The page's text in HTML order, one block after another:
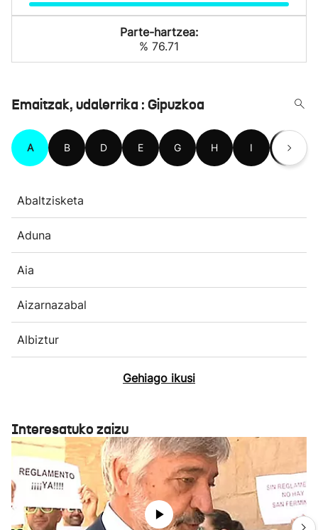
Parte-hartzea:
% 76.71
Emaitzak, udalerrika : Gipuzkoa
A B D E G H I L
Abaltzisketa
Aduna
Aia
Aizarnazabal
Albiztur
Gehiago ikusi
Interesatuko zaizu